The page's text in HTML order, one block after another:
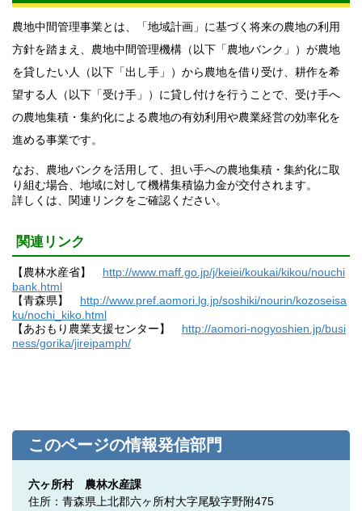
農地中間管理事業とは、「地域計画」に基づく将来の農地の利用
方針を踏まえ、農地中間管理機構（以下「農地バンク」）が農地
を貸したい人（以下「出し手」）から農地を借り受け、耕作を希
望する人（以下「受け手」）に貸し付けを行うことで、受け手へ
の農地集積・集約化による農地の有効利用や農業経営の効率化を
進める事業です。
なお、農地バンクを活用して、担い手への農地集積・集約化に取
り組む場合、地域に対して機構集積協力金が交付されます。
詳しくは、関連リンクをご確認ください。
関連リンク
【農林水産省】 http://www.maff.go.jp/j/keiei/koukai/kikou/nouchi
bank.html
【青森県】 http://www.pref.aomori.lg.jp/soshiki/nourin/kozoseisa
ku/nochi_kiko.html
【あおもり農業支援センター】 http://aomori-nogyoshien.jp/busi
ness/gorika/jireipamph/
このページの情報発信部門
六ヶ所村 農林水産課
住所：青森県上北郡六ヶ所村大字尾駮字野附475